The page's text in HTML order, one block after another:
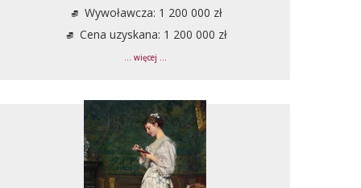
Wywoławcza: 1 200 000 zł
Cena uzyskana: 1 200 000 zł
... więcej ...